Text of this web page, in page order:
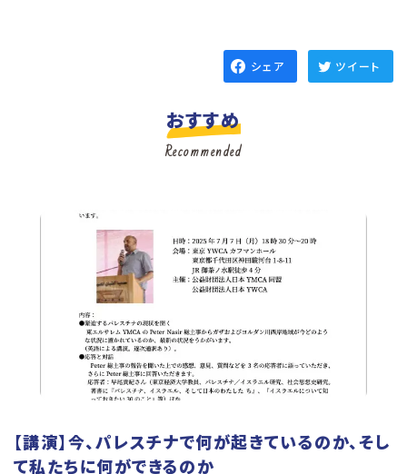
シェア ツイート
おすすめ
Recommended
【講演】今、パレスチナで何が起きているのか、そし
て私たちに何ができるのか